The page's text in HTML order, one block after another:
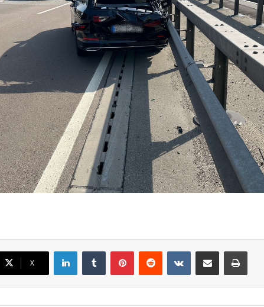
X
LinkedInTumblr PinterestReddit VKontakte
Teile per E-Mail